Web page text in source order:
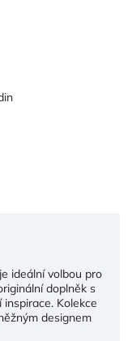
ideální volbou pro
doplněk s
Kolekce
designem